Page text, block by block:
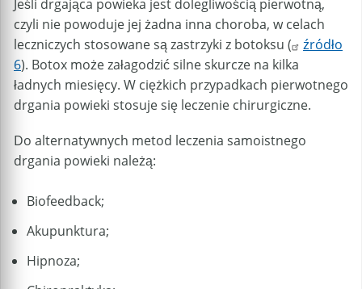
Jeśli drgająca powieka jest dolegliwością pierwotną,
czyli nie powoduje jej żadna inna choroba, w celach
leczniczych stosowane są zastrzyki z botoksu (
źródło
6). Botox może załagodzić silne skurcze na kilka
ładnych miesięcy. W ciężkich przypadkach pierwotnego
drgania powieki stosuje się leczenie chirurgiczne.
Do alternatywnych metod leczenia samoistnego
drgania powieki należą:
Biofeedback;
Akupunktura;
Hipnoza;